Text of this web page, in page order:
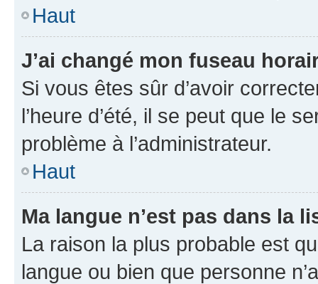
Haut
J’ai changé mon fuseau
Si vous êtes sûr d’avoir
l’heure d’été, il se peut que le
problème à l’administrateur.
Haut
Ma langue n’est pas dans la
La raison la plus probable est
langue ou bien que personne